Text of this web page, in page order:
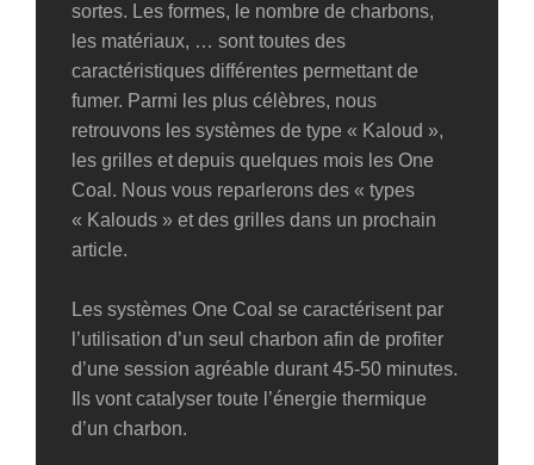
sortes. Les formes, le nombre de charbons,
les matériaux, … sont toutes des
caractéristiques différentes permettant de
fumer. Parmi les plus célèbres, nous
retrouvons les systèmes de type « Kaloud »,
les grilles et depuis quelques mois les One
Coal. Nous vous reparlerons des « types
« Kalouds » et des grilles dans un prochain
article.
Les systèmes One Coal se caractérisent par
l’utilisation d’un seul charbon afin de profiter
d’une session agréable durant 45-50 minutes.
Ils vont catalyser toute l’énergie thermique
d’un charbon.